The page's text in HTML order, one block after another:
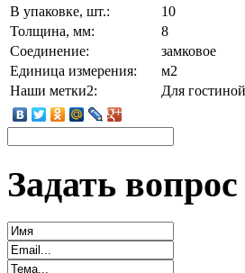
В упаковке, шт.:
10
Толщина, мм:
8
Соединение:
замковое
Единица измерения:
м2
Наши метки2:
Для
Задать вопрос